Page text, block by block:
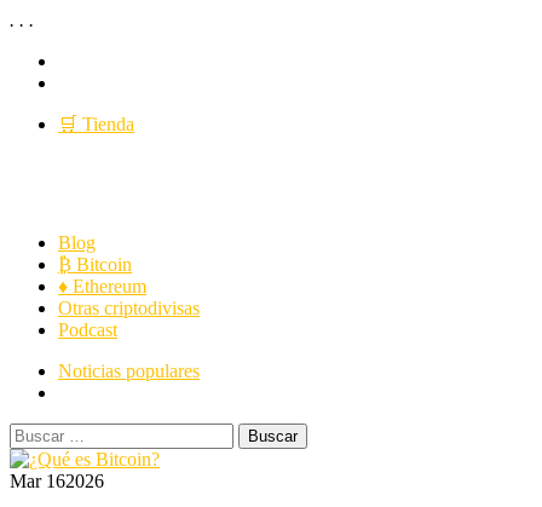
. . .
Saltar
🛒 Tienda
Revolución del saber
Menú
principal
Blog
₿ Bitcoin
♦ Ethereum
Otras criptodivisas
Podcast
Noticias populares
Buscar:
Mar 162026